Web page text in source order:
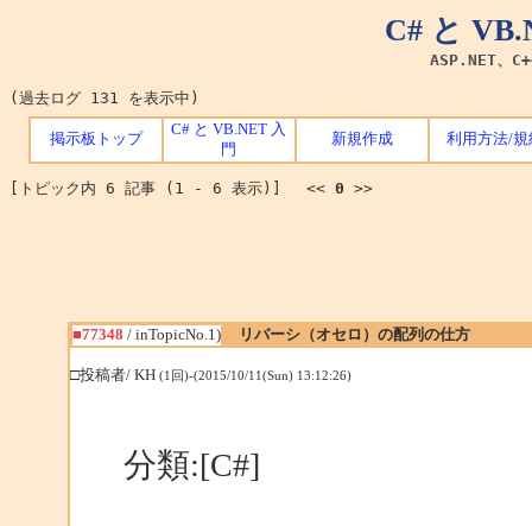
C# と
ASP.NET、
(過去ログ 131 を表示中)
掲示板トップ
C# と VB.NET 入
門
新規作成 利用方法/規
[トピック内 6 記事 (1 - 6 表示)] << 0 >>
■77348 / inTopicNo.1) リバーシ（オセロ）の配列の仕方
□投稿者/ KH (1回)-(2015/10/11(Sun) 13:12:26)
分類:[C#]